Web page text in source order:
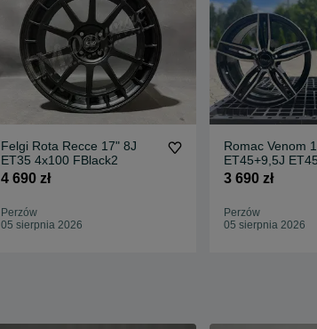
Felgi Rota Recce 17" 8J
ET35 4x100 FBlack2
4 690 zł
Perzów
05 sierpnia 2026
Romac Venom
ET45+9,5J
Gloss Black
3 690 zł
Perzów
05 sierpnia 2026